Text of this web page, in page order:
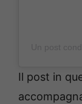
Il post in